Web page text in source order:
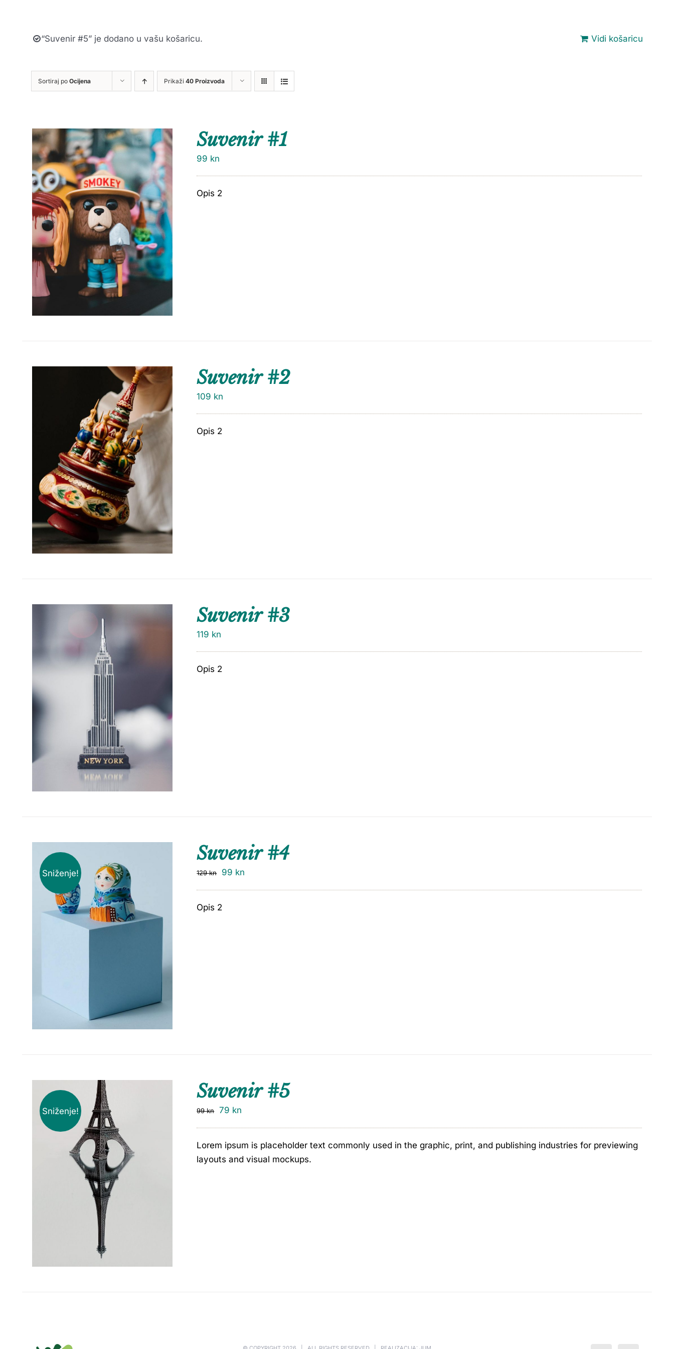
Vidi košaricu
“Suvenir #5” je dodano u vašu košaricu.
Sortiraj po Ocijena Prikaži 40 Proizvoda
Suvenir #1
99 kn
Opis 2
Suvenir #2
109 kn
Opis 2
Suvenir #3
119 kn
Opis 2
Sniženje!
Suvenir #4
129kn 99 kn
Opis 2
Sniženje!
Suvenir #5
99kn 79 kn
Lorem ipsum is placeholder text commonly used in the graphic, print, and publishing industries for previewing
layouts and visual mockups.